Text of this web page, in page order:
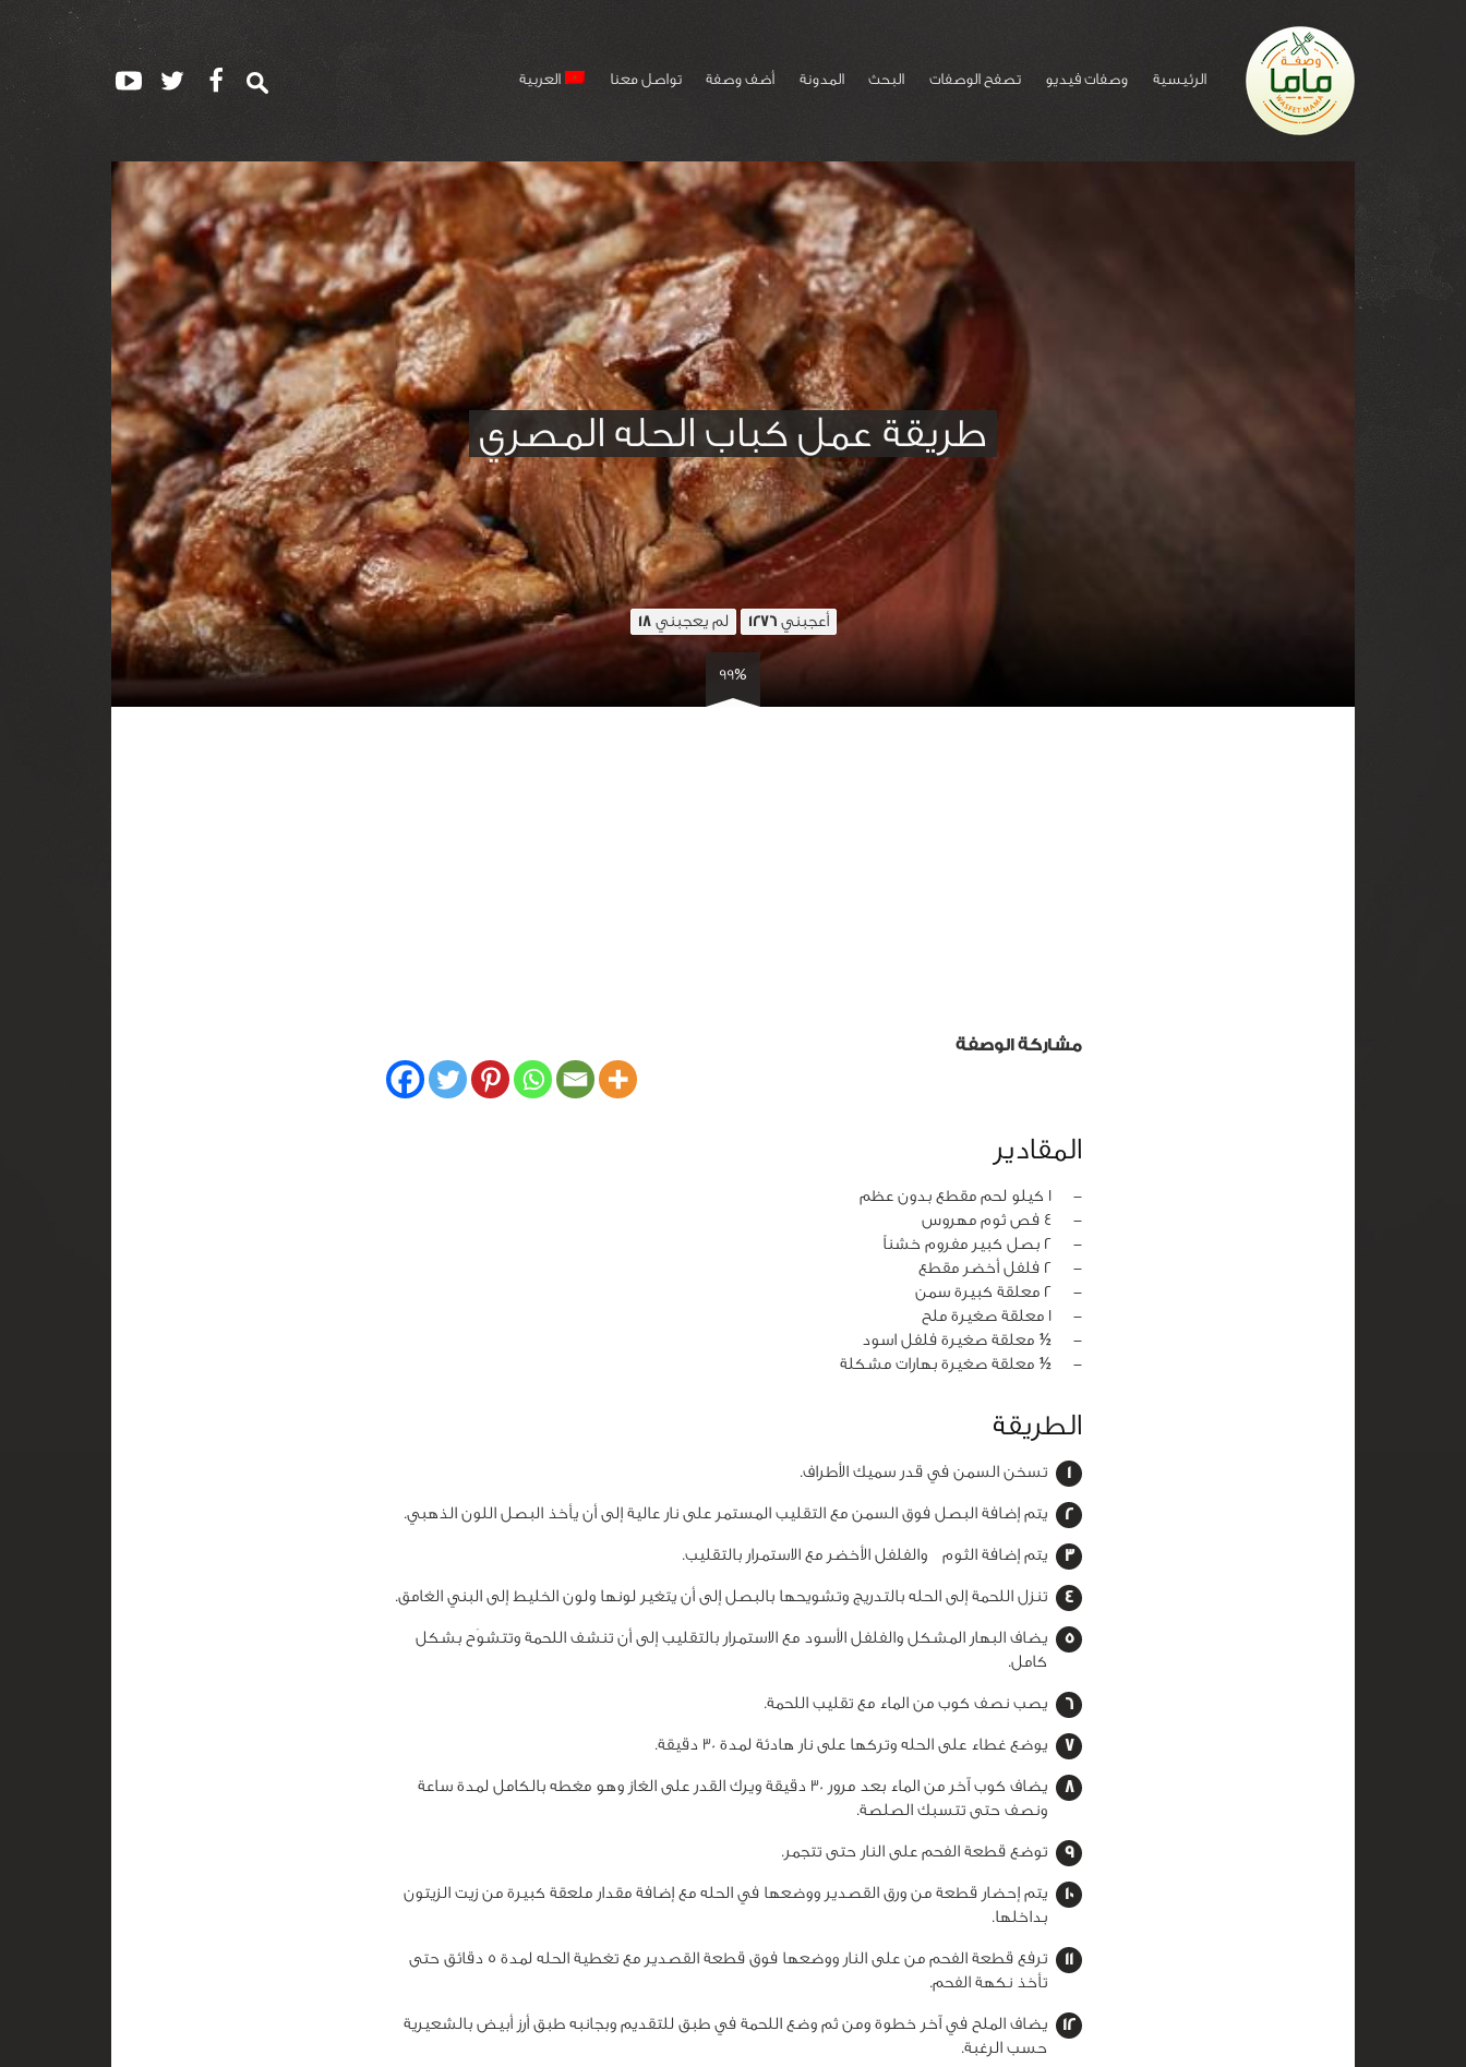
الرئيسية وصفات فيديو تصفح الوصفات البحث المدونة أضف وصفة تواصل معنا العربية
طريقة عمل كباب الحله المصري
أعجبني1276 لم يعجبني18
99%
مشاركة الوصفة
المقادير
‏-
1 كيلو لحم مقطع بدون عظم
‏-
4 فص ثوم مهروس
‏-
2 بصل كبير مفروم خشناً
‏-
2 فلفل أخضر مقطع
‏-
2 معلقة كبيرة سمن
‏-
1 معلقة صغيرة ملح
‏-
½ معلقة صغيرة فلفل اسود
‏-
½ معلقة صغيرة بهارات مشكلة
الطريقة
تسخن السمن في قدر سميك الأطراف.
يتم إضافة البصل فوق السمن مع التقليب المستمر على نار عالية إلى أن يأخذ البصل اللون الذهبي.
يتم إضافة الثوم والفلفل الأخضر مع الاستمرار بالتقليب.
تنزل اللحمة إلى الحله بالتدريج وتشويحها بالبصل إلى أن يتغير لونها ولون الخليط إلى البني الغامق.
يضاف البهار المشكل والفلفل الأسود مع الاستمرار بالتقليب إلى أن تنشف اللحمة وتتشوَح بشكل
كامل.
يصب نصف كوب من الماء مع تقليب اللحمة.
يوضع غطاء على الحله وتركها على نار هادئة لمدة 30 دقيقة.
يضاف كوب آخر من الماء بعد مرور 30 دقيقة ويرك القدر على الغاز وهو مغطه بالكامل لمدة ساعة
ونصف حتى تتسبك الصلصة.
توضع قطعة الفحم على النار حتى تتجمر.
يتم إحضار قطعة من ورق القصدير ووضعها في الحله مع إضافة مقدار ملعقة كبيرة من زيت الزيتون
بداخلها.
ترفع قطعة الفحم من على النار ووضعها فوق قطعة القصدير مع تغطية الحله لمدة 5 دقائق حتى
تأخذ نكهة الفحم.
يضاف الملح في آخر خطوة ومن ثم وضع اللحمة في طبق للتقديم وبجانبه طبق أرز أبيض بالشعيرية
حسب الرغبة.